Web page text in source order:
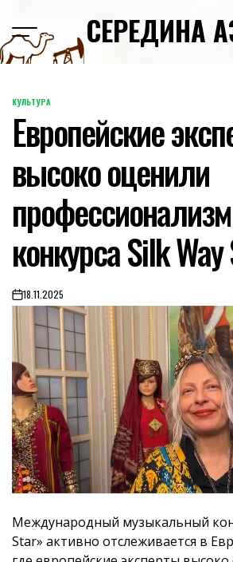
content
СЕРЕДИНА
POSTED
IN
КУЛЬТУРА
Европейские
высоко оценили
профессионализм
конкурса Silk
on18.11.2025
Международный музыкальный
Star» активно отслеживается в